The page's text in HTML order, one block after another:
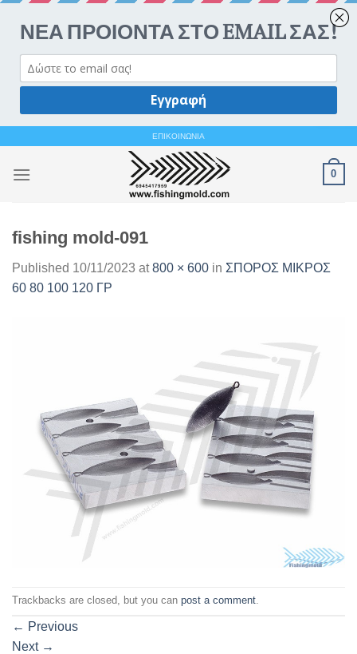
content
ΕΠΙΚΟΙΝΩΝΙΑ
0
fishing mold-091
Published 10/11/2023 at800 × 600 in ΣΠΟΡΟΣ ΜΙΚΡΟΣ
60 80 100 120 ΓΡ
Trackbacks are closed, but you can post a comment.
← Previous
Next →